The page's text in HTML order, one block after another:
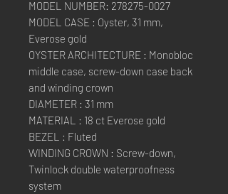
MODEL NUMBER: 278275-0027
MODEL CASE : Oyster, 31 mm,
Everose gold
OYSTER ARCHITECTURE : Monobloc
middle case, screw-down case back
and winding crown
DIAMETER : 31 mm
MATERIAL : 18 ct Everose gold
BEZEL : Fluted
WINDING CROWN : Screw-down,
Twinlock double waterproofness
system